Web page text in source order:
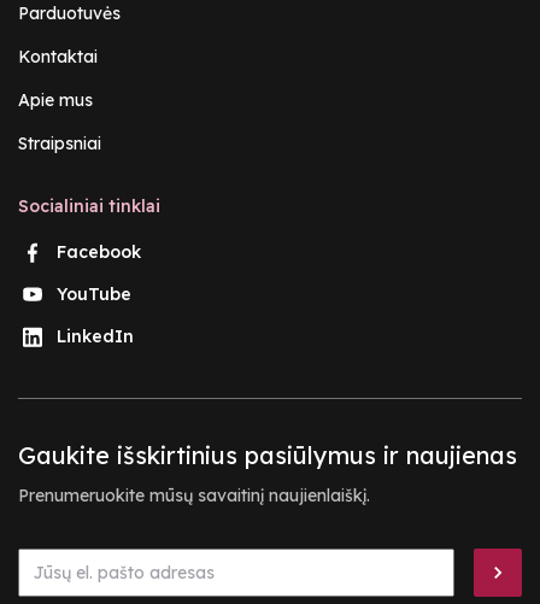
Parduotuvės
Kontaktai
Apie mus
Straipsniai
Socialiniai tinklai
Facebook
YouTube
LinkedIn
Gaukite išskirtinius pasiūlymus ir naujienas
Prenumeruokite mūsų savaitinį naujienlaiškį.